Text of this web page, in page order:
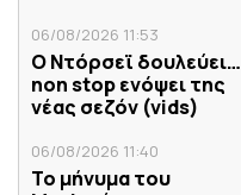
06/08/2026 11:53
Ο Ντόρσεϊ δουλεύει…
non stop ενόψει της
νέας σεζόν (vids)
06/08/2026 11:40
Το μήνυμα του